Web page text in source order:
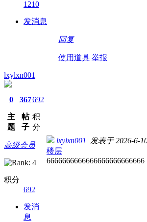
1210
发消息
回复
使用道具 举报
lxylxn001
0
主
题
367
帖
子
692
积
分
高级会员
积分
692
发消
息
lxylxn001 发表于 2026-6-
楼层
6666666666666666666666666